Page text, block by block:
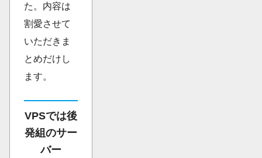
た。内容は
割愛させて
いただきま
とめだけし
ます。
VPSでは後
発組のサー
バー